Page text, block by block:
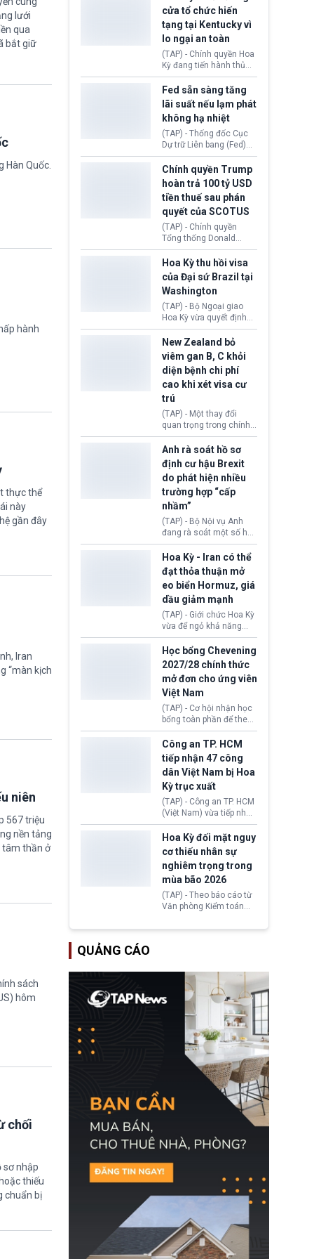
lưới
qua
bắt giữ
Quốc.
hành
thực thể
này
gần đây
Iran
“màn kịch
niên
567 triệu
nền tảng
tâm thần ở
sách
hôm
chối
sơ nhập
thiếu
chuẩn bị
nhằm duy trì hoạt động
Chủ tịch Gianni Infantino
tiếp tục đối mặt cáo
buộc dùng sức ép tài
chính để đổi lấy sự ủng
chính trị từ Liên đoàn
Bóng đá Jordan. Trước
áp lực dồn dập, FIFA phải
tổ chức cuộc họp khẩn ở
Morocco.
cửa tổ chức hiến
tạng tại Kentucky vì
lo ngại an toàn
(TAP) - Chính quyền Hoa
Kỳ đang tiến hành thủ
tục thu hồi chứng nhận
hoạt động của tổ chức
hiến tạng Network for
Hope (bang Kentucky).
Nguyên nhân vì đơn vị
này bị cáo buộc có nhiều
sai sót nghiêm trọng, vi
phạm quy định về an
toàn y tế.
Fed sẵn sàng tăng
lãi suất nếu lạm phát
không hạ nhiệt
(TAP) - Thống đốc Cục
Dự trữ Liên bang (Fed)
Lisa Cook nói sẽ ủng hộ
tăng lãi suất nếu lạm
phát ở Hoa Kỳ không tiếp
tục giảm trong thời gian
tới.
Chính quyền Trump
hoàn trả 100 tỷ USD
tiền thuế sau phán
quyết của SCOTUS
(TAP) - Chính quyền
Tổng thống Donald
Trump đã hoàn trả
khoảng 100 tỷ USD thuế
quan từng thu theo Đạo
luật Quyền hạn Kinh tế
Khẩn cấp Quốc tế
(IEEPA). Động thái này
diễn ra sau phán quyết
hồi tháng 2 bởi Tòa án
Tối cao Hoa Kỳ
(SCOTUS) khi tuyên bố,
việc áp thuế diện rộng là
hoàn toàn bất hợp pháp.
Hoa Kỳ thu hồi visa
của Đại sứ Brazil tại
Washington
(TAP) - Bộ Ngoại giao
Hoa Kỳ vừa quyết định
thu hồi thị thực (visa)
của bà Maria Luiza
Ribeiro Viotti - Đại sứ
Brazil tại Washington.
Động thái trên diễn ra
trong bối cảnh tranh
chấp ngoại giao giữa
chính quyền Tổng thống
Donald Trump và chính
phủ cánh tả Tổng thống
da Silva đang leo thang
gay gắt.
New Zealand bỏ
viêm gan B, C khỏi
diện bệnh chi phí
cao khi xét visa cư
trú
(TAP) - Một thay đổi
quan trọng trong chính
sách nhập cư của New
Zealand đang mở ra
thêm cơ hội cho nhiều
người muốn định cư. Từ
nay, người mắc viêm
gan B hoặc viêm gan C
sẽ không còn bị mặc
định không đáp ứng tiêu
chuẩn sức khỏe chỉ vì
chi phí điều trị khi nộp hồ
Anh rà soát hồ sơ
định cư hậu Brexit
do phát hiện nhiều
trường hợp “cấp
nhầm”
(TAP) - Bộ Nội vụ Anh
đang rà soát một số hồ
sơ thuộc Chương trình
Định cư EU (EU
Settlement Scheme -
EUSS) sau khi xác định
có trường hợp được cấp
quy chế cư trú hậu
Brexit “do nhầm lẫn”.
Động thái này làm dấy
lên lo ngại về việc thực
thi Thỏa thuận Rút khỏi
Liên minh châu Âu
(Withdrawal
Agreement).
Hoa Kỳ - Iran có thể
đạt thỏa thuận mở
eo biển Hormuz, giá
dầu giảm mạnh
(TAP) - Giới chức Hoa Kỳ
vừa để ngỏ khả năng
sớm đạt thỏa thuận với
Iran nhằm mở lại eo biển
Hormuz, mở đường cho
việc khôi phục hoạt
động hàng hải. Những
tín hiệu ngoại giao tích
cực này lập tức tác động
đến thị trường năng
lượng, kéo giá dầu thế
giới lùi sâu xuống dưới
mức 80 USD/thùng.
Học bổng Chevening
2027/28 chính thức
mở đơn cho ứng viên
Việt Nam
(TAP) - Cơ hội nhận học
bổng toàn phần để theo
học chương trình thạc sĩ
tại Vương quốc Anh đã
chính thức quay trở lại.
Học bổng Chevening
2027/28 của Chính phủ
Anh vừa mở cổng ứng
tuyển dành riêng ứng
viên Việt Nam, hỗ trợ
toàn bộ chi phí học tập
cùng nhiều quyền lợi
trong suốt một năm
học.
Công an TP. HCM
tiếp nhận 47 công
dân Việt Nam bị Hoa
Kỳ trục xuất
(TAP) - Công an TP. HCM
(Việt Nam) vừa tiếp nhận
47 công dân Việt Nam bị
Hoa Kỳ trục xuất về
nước. Đây là đợt có số
lượng lớn nhất từ đầu
năm 2026 đến nay, phản
ánh xu hướng gia tăng
các trường hợp trục
xuất.
Hoa Kỳ đối mặt nguy
cơ thiếu nhân sự
nghiêm trọng trong
mùa bão 2026
(TAP) - Theo báo cáo từ
Văn phòng Kiểm toán
quan Quản lý Khẩn cấp
nguy cơ thiếu hụt lực
lượng trầm trọng. Điều
này cần được đặc biệt
chú ý bởi nếu các siêu
bão đổ bộ Hoa Kỳ ở nửa
cuối năm 2026, lực
lượng ứng phó “mỏng”
có thể làm nghẽn công
tác cứu trợ; dẫn đến hệ
thống ứng phó khẩn cấp
quốc gia quá tải.
QUẢNG CÁO